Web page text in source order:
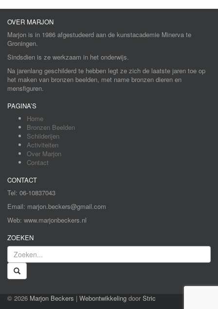
OVER MARJON
Marjon is in 1986 afgestudeerd aan de kunstacademie Minerva te
Groningen.
Sindsdien is ze werkzaam in het onderwijs.
Na jarenlang geschilderd te hebben legt ze zich de laatste jaren toe op
het maken van bronzen beelden, met name bronzen dieren en
mensfiguren.
PAGINA’S
Home
Bronzen Beelden
Schilderijen
Activiteiten
Over Marjon
Contact
CONTACT
Tel: 06-10837043
Email: marjon.beckers@gmail.com
Web: www.marjonbeckers.nl
ZOEKEN
© 2026 Marjon Beckers | Webontwikkeling door Stric